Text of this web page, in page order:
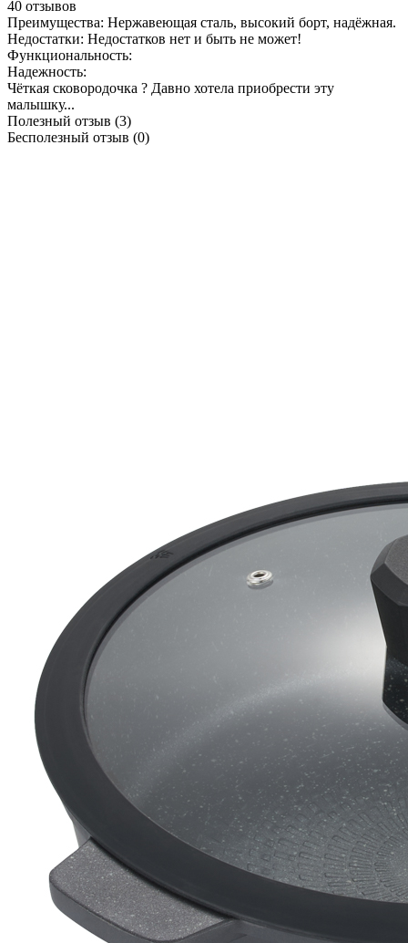
40 отзывов
Преимущества: Нержавеющая сталь, высокий борт, надёжная.
Недостатки: Недостатков нет и быть не может!
Функциональность:
Надежность:
Чёткая сковородочка ? Давно хотела приобрести эту
малышку...
Полезный отзыв (3)
Бесполезный отзыв (0)